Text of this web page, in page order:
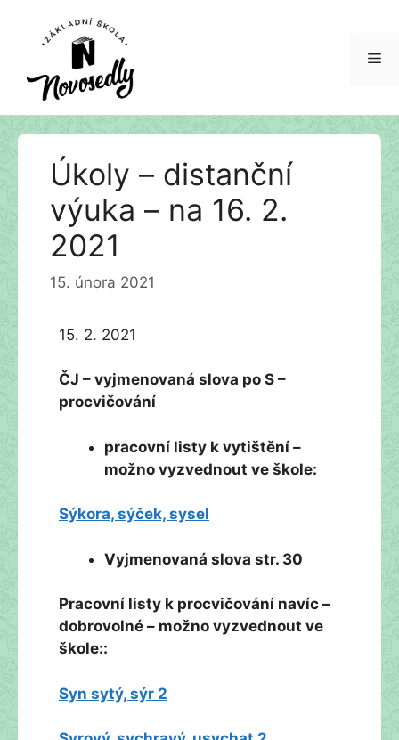
Přeskočit
Úkoly – distanční
výuka – na 16. 2.
2021
15. února 2021
15. 2. 2021
ČJ – vyjmenovaná slova po S –
procvičování
pracovní listy k vytištění –
možno vyzvednout ve škole:
Sýkora, sýček, sysel
Vyjmenovaná slova str. 30
Pracovní listy k procvičování navíc –
dobrovolné – možno vyzvednout ve
škole::
Syn sytý, sýr 2